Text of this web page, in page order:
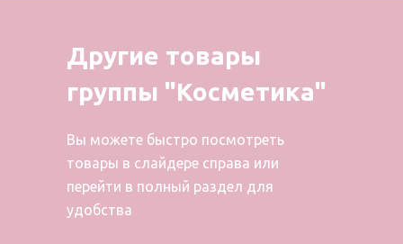
Другие товары
группы "Косметика"
Вы можете быстро посмотреть
товары в слайдере справа или
перейти в полный раздел для
удобства